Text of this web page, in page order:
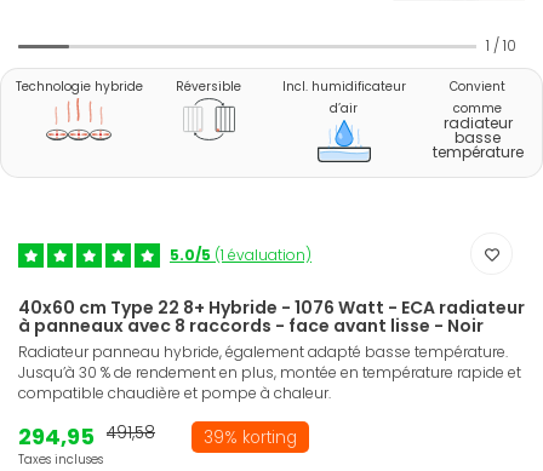
1 / 10
Technologie hybride Réversible
Incl. humidificateur
d’air
Convient
comme
radiateur
basse
température
5.0/5 (1 évaluation)
40x60 cm Type 22 8+ Hybride - 1076 Watt - ECA radiateur
à panneaux avec 8 raccords - face avant lisse - Noir
Radiateur panneau hybride, également adapté basse température.
Jusqu’à 30 % de rendement en plus, montée en température rapide et
compatible chaudière et pompe à chaleur.
294,95
Taxes incluses
491,58 39% korting